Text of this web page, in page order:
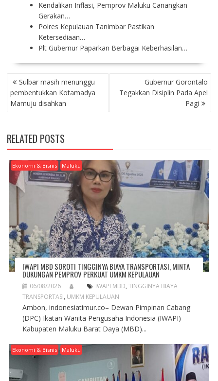
Kendalikan Inflasi, Pemprov Maluku Canangkan
Gerakan…
Polres Kepulauan Tanimbar Pastikan
Ketersediaan…
Plt Gubernur Paparkan Berbagai Keberhasilan…
P
O
S
T
A
V
I
G
A
T
Sulbar masih menunggu
pembentukkan Kotamadya
Mamuju disahkan
Gubernur Gorontalo
Tegakkan Disiplin Pada Apel
Pagi
RELATED POSTS
Ekonomi & Bisnis Maluku
IWAPI MBD SOROTI TINGGINYA BIAYA TRANSPORTASI, MINTA
DUKUNGAN PEMPROV PERKUAT UMKM KEPULAUAN
06/08/2026 IWAPI MBD, TINGGINYA BIAYA
TRANSPORTASI, UMKM KEPULAUAN
Ambon, indonesiatimur.co– Dewan Pimpinan Cabang
(DPC) Ikatan Wanita Pengusaha Indonesia (IWAPI)
Kabupaten Maluku Barat Daya (MBD)...
Ekonomi & Bisnis Maluku